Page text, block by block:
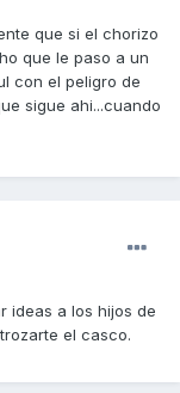
que si el chorizo
que le paso a un
con el peligro de
sigue ahi...cuando
ideas a los hijos de
el casco.